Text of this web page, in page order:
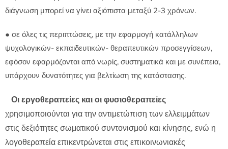
διάγνωση μπορεί να γίνει αξιόπιστα μεταξύ 2-3 χρόνων.
● σε όλες τις περιπτώσεις, με την εφαρμογή κατάλληλων
ψυχολογικών- εκπαιδευτικών- θεραπευτικών προσεγγίσεων,
εφόσον εφαρμόζονται από νωρίς, συστηματικά και με συνέπεια,
υπάρχουν δυνατότητες για βελτίωση της κατάστασης.
Οι εργοθεραπείες και οι φυσιοθεραπείες
χρησιμοποιούνται για την αντιμετώπιση των ελλειμμάτων
στις δεξιότητες σωματικού συντονισμού και κίνησης, ενώ η
λογοθεραπεία επικεντρώνεται στις επικοινωνιακές